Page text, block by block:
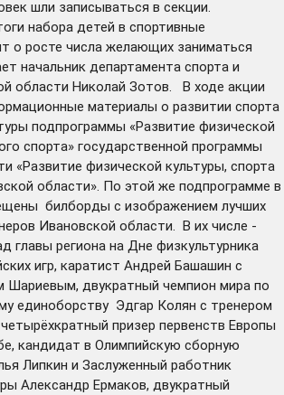
шли записываться в секции.
набора детей в спортивные
о росте числа желающих заниматься
начальник департамента спорта и
области Николай Зотов. В ходе акции
материалы о развитии спорта
подпрограммы «Развитие физической
спорта» государственной программы
«Развитие физической культуры, спорта
области». По этой же подпрограмме в
билборды с изображением лучших
Ивановской области. В их числе -
главы региона на Дне физкультурника
игр, каратист Андрей Башашин с
Шариевым, двукратный чемпион мира по
единоборству Эдгар Колян с тренером
призер первенств Европы
кандидат в Олимпийскую сборную
Липкин и Заслуженный работник
Александр Ермаков, двукратный